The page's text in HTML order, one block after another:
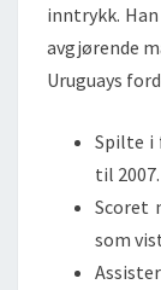
inntrykk.
avgjørende
Uruguays
Spilte i
til 2007.
Scoret
som